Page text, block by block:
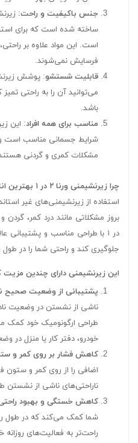
جنس باکیفیت و راحت:
ساخته شده است که برای
است. این مواد علاوه بر راحتی،
فرسایش نمی‌شوند.
قابلیت شستشو: پوشش
می‌توانید آن را به راحتی
باشد.
مناسب برای همه افراد: این
شرایط جسمانی مناسب است و
مشکلات کمری و گردنی
چرا زیرنشیمنی ورنا ۲ در ۱ بهترین انتخاب برای شماست؟
استفاده از زیرنشیمنی‌های غیر
در ۱ با طراحی مناسب و پشتیبانی
جلوگیری کند و راحتی شما را در
این زیرنشیمنی دارای چندین
پشتیبانی از وضعیت
ناشی از نشستن در وضعیت
طراحی ارگونومیک خود کمک
خودرو، دفتر کار یا منزل در
کاهش فشار بر روی کمر و
اضافی را از روی کمر و ستون
ناراحتی‌های ناشی از نشستن
کاهش خستگی و بهبود
شما کمک می‌کند که در طول
راحت‌تر به فعالیت‌های روزانه